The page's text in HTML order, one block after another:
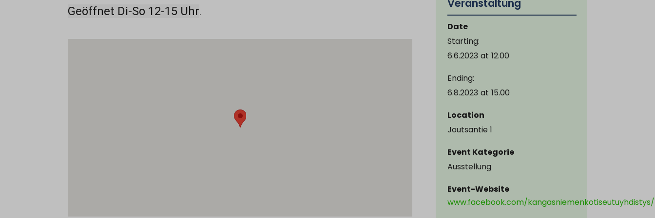
Geöffnet Di-So 12-15 Uhr.
Veranstaltung
Date
Starting:
6.6.2023 at 12.00
Ending:
6.8.2023 at 15.00
Location
Joutsantie 1
Event Kategorie
Ausstellung
Event-Website
www.facebook.com/kangasniemenkotiseutuyhdistys/